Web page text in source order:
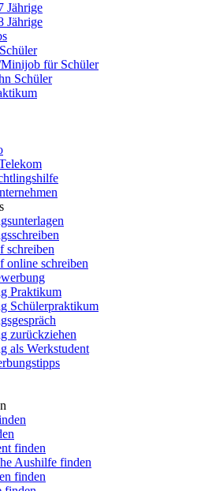
Jährige
Jährige
für Schüler
Schüler
schreiben
online schreiben
Praktikum
Schülerpraktikum
zurückziehen
als Werkstudent
finden
Aushilfe finden
finden